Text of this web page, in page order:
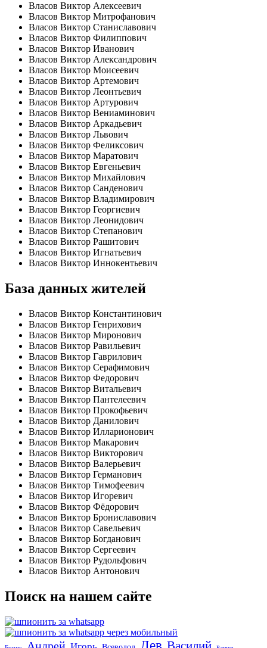
Власов Виктор Алексеевич
Власов Виктор Митрофанович
Власов Виктор Станиславович
Власов Виктор Филиппович
Власов Виктор Иванович
Власов Виктор Александрович
Власов Виктор Моисеевич
Власов Виктор Артемович
Власов Виктор Леонтьевич
Власов Виктор Артурович
Власов Виктор Вениаминович
Власов Виктор Аркадьевич
Власов Виктор Львович
Власов Виктор Феликсович
Власов Виктор Маратович
Власов Виктор Евгеньевич
Власов Виктор Михайлович
Власов Виктор Санденович
Власов Виктор Владимирович
Власов Виктор Георгиевич
Власов Виктор Леонидович
Власов Виктор Степанович
Власов Виктор Рашитович
Власов Виктор Игнатьевич
Власов Виктор Иннокентьевич
База данных жителей
Власов Виктор Константинович
Власов Виктор Генрихович
Власов Виктор Миронович
Власов Виктор Равильевич
Власов Виктор Гаврилович
Власов Виктор Серафимович
Власов Виктор Федорович
Власов Виктор Витальевич
Власов Виктор Пантелеевич
Власов Виктор Прокофьевич
Власов Виктор Данилович
Власов Виктор Илларионович
Власов Виктор Макарович
Власов Виктор Викторович
Власов Виктор Валерьевич
Власов Виктор Германович
Власов Виктор Тимофеевич
Власов Виктор Игоревич
Власов Виктор Фёдорович
Власов Виктор Брониславович
Власов Виктор Савельевич
Власов Виктор Богданович
Власов Виктор Сергеевич
Власов Виктор Рудольфович
Власов Виктор Антонович
Поиск на нашем сайте